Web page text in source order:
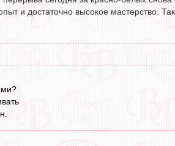
и достаточно высокое мастерство.